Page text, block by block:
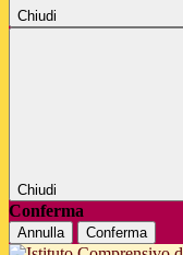
Chiudi
Chiudi
Conferma
Annulla Conferma